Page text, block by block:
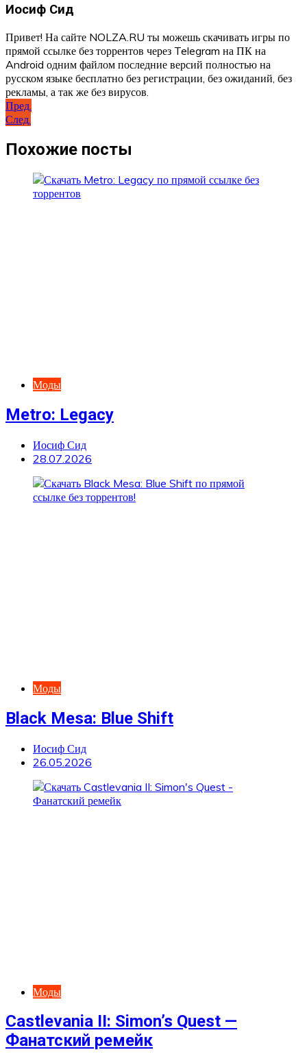
Иосиф Сид
Привет! На сайте NOLZA.RU ты можешь скачивать игры по
прямой ссылке без торрентов через Telegram на ПК на
Android одним файлом последние версий полностью на
русском языке бесплатно без регистрации, без ожиданий, без
рекламы, а так же без вирусов.
Навигация
по
записям
Пред.
След.
Похожие посты
Моды
Metro: Legacy
Иосиф Сид
28.07.2026
Моды
Black Mesa: Blue Shift
Иосиф Сид
26.05.2026
Моды
Castlevania II: Simon’s Quest —
Фанатский ремейк